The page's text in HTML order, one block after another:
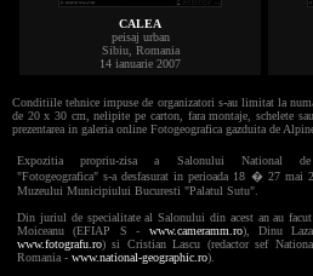
CALEA
peisaj urban
Sibiu, Romania
14 ianuarie 2007
Conditiile tehnice impuse de organizatori s-au limitat la
de 20 x 30 cm, nelipite pe carton, fara montaje, schelete
prezentarea in galeria online Fotogeografica gazduita de
Expozitia propriu-zisa a Salonului National de
"Fotogeografica" s-a desfasurat in perioada 18 � 27 mai
Muzeului Municipiului Bucuresti "Palatul Sutu".
Din juriul de specialitate al Salonului din acest an au
Moiceanu (EFIAP S - www.cameramm.ro), Dinu
www.fotografu.ro) si Cristian Lascu (redactor sef
Romania - www.national-geographic.ro).